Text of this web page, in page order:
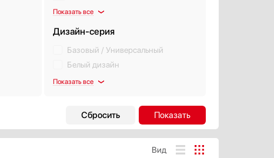
Показать все
Дизайн-серия
Базовый / Универсальный
Белый дизайн
Показать все
Ширина встраивания, см
Вид